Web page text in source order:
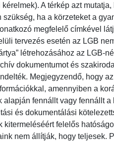
A térkép azt
szükség, ha a körzeteket a
megfelelő címkével
tervezés esetén az LGB
létrehozásához az LGB-
dokumentumot és
Megjegyzendő, hogy
amennyiben a
alapján fennállt vagy fennállt
és dokumentálási
kitermeléséért felelős
nem állítják, hogy teljesek.